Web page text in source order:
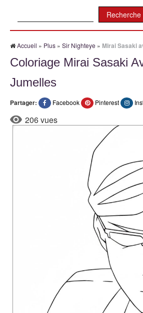
Accueil » Plus » Sir Nighteye » Mirai Sasaki
Coloriage Mirai Sasaki
Jumelles
Partager: Facebook Pinterest
206 vues